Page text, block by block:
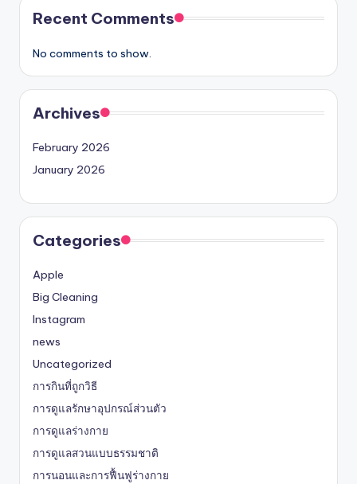
Recent Comments
No comments to show.
Archives
February 2026
January 2026
Categories
Apple
Big Cleaning
Instagram
news
Uncategorized
การกินที่ถูกวิธี
การดูแลรักษาอุปกรณ์ส่วนตัว
การดูแลร่างกาย
การดูแลสวนแบบธรรมชาติ
การนอนและการฟื้นฟูร่างกาย